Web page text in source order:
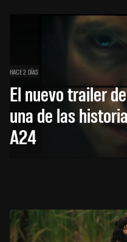
HACE 2 DÍAS
El nuevo trailer
una de las
A24